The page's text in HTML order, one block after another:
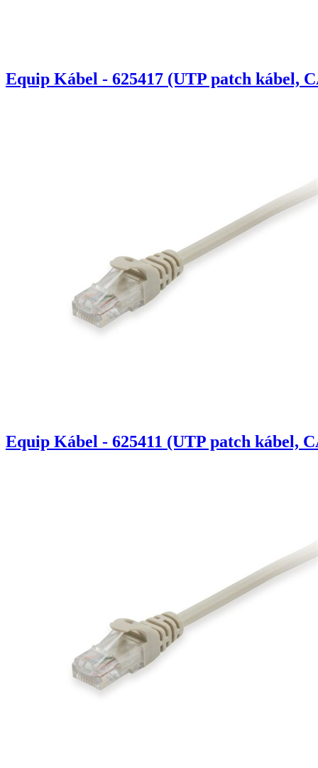
Equip Kábel - 625417 (UTP patch kábel,
Equip Kábel - 625411 (UTP patch kábel,